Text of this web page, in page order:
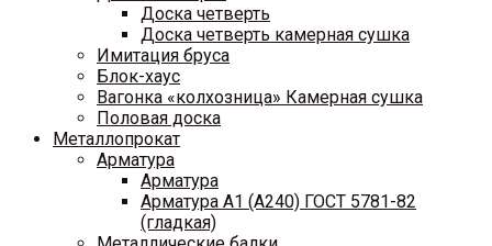
Доска четверть
Доска четверть камерная сушка
Имитация бруса
Блок-хаус
Вагонка «колхозница» Камерная сушка
Половая доска
Металлопрокат
Арматура
Арматура
Арматура A1 (A240) ГОСТ 5781-82
(гладкая)